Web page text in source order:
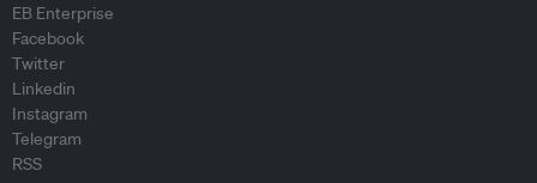
EB Enterprise
Facebook
Twitter
Linkedin
Instagram
Telegram
RSS